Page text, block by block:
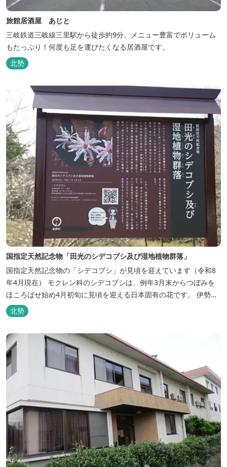
旅館居酒屋 あじと
三岐鉄道三岐線三里駅から徒歩約9分、メニュー豊富でボリューム
もたっぷり！何度も足を運びたくなる居酒屋です。
北勢
国指定天然記念物「田光のシデコブシ及び湿地植物群落」
国指定天然記念物の「シデコブシ」が見頃を迎えています（令和8
年4月現在） モクレン科のシデコブシは、例年3月末からつぼみを
ほころばせ始め4月初旬に見頃を迎える日本固有の花です。 伊勢湾
周辺の狭い範囲に自生するシデコブシは、三重県内ではいなべ市、
菰野町、四日市市などの北勢地方に見られ これらの自生地は日本に
おけるシデコブシ天然分布の西の端にあたります。 約500万年前に
存在して...
北勢